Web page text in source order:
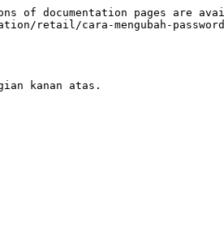
of documentation pages are
retail/cara-mengubah-
kanan atas.